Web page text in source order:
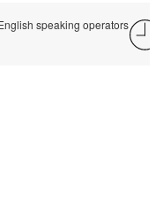
speaking operators